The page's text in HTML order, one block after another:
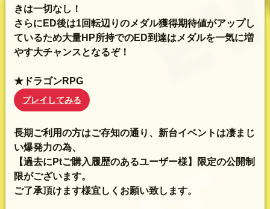
きは一切なし！
さらにED後は1回転辺りのメダル獲得期待値がアップし
ているため大量HP所持でのED到達はメダルを一気に増
やす大チャンスとなるぞ！
★ドラゴンRPG
プレイしてみる
長期ご利用の方はご存知の通り、新台イベントは凄まじ
い爆発力の為、
【過去にPtご購入履歴のあるユーザー様】限定の公開制
限がございます。
ご了承頂けます様宜しくお願い致します。